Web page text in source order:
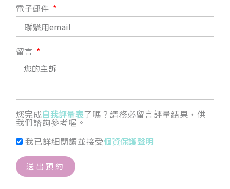
電子郵件
留言
您完成自我評量表了嗎？請務必留言評量結果，供
我們諮詢參考喔。
我已詳細閱讀並接受個資保護聲明
送出預約